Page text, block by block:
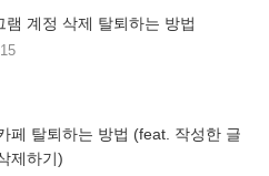
램 계정 삭제 탈퇴하는 방법
페 탈퇴하는 방법 (feat. 작성한 글
제하기)